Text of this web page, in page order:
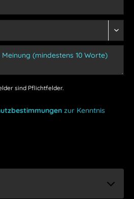
sind Pflichtfelder.
zur Kenntnis